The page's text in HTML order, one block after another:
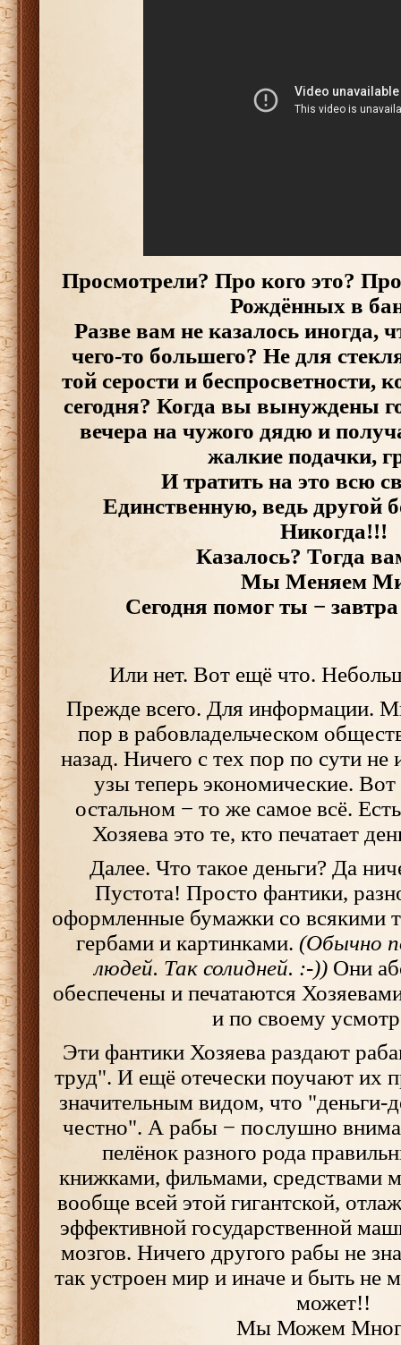
Просмотрели? Про кого это?
Рождённых в
Разве вам не казалось иногда,
чего-то большего? Не для
той серости и беспросветности,
сегодня? Когда вы вынуждены
вечера на чужого дядю и
жалкие подачки,
И тратить на это всю
Единственную, ведь другой
Никогда!!!
Казалось? Тогда
Мы Меняем
Сегодня помог ты −
Или нет. Вот ещё что.
Прежде всего. Для информации.
пор в рабовладельческом
назад. Ничего с тех пор по сути не
узы теперь экономические.
остальном − то же самое всё.
Хозяева это те, кто печатает
Далее. Что такое деньги? Да
Пустота! Просто фантики,
оформленные бумажки со всякими
гербами и картинками. (Обычно
людей. Так солидней. :-)) Они
обеспечены и печатаются
и по своему
Эти фантики Хозяева раздают
труд". И ещё отечески поучают их
значительным видом, что "деньги-
честно". А рабы − послушно
пелёнок разного рода
книжками, фильмами, средствами
вообще всей этой гигантской,
эффективной государственной
мозгов. Ничего другого рабы не
так устроен мир и иначе и быть не
может!!
Мы Можем